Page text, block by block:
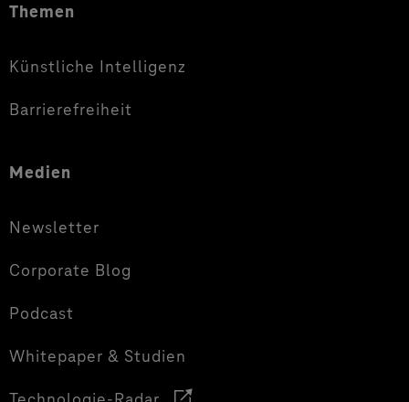
Themen
Künstliche Intelligenz
Barrierefreiheit
Medien
Newsletter
Corporate Blog
Podcast
Whitepaper & Studien